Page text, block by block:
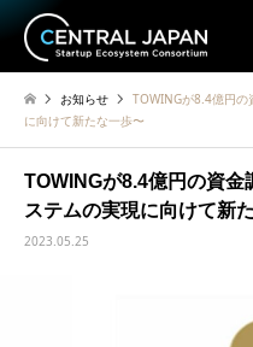
お知らせ
TOWINGが8.4億円の
に向けて新たな一歩〜
TOWINGが8.4億円の資
ステムの実現に向けて新
2023.05.25